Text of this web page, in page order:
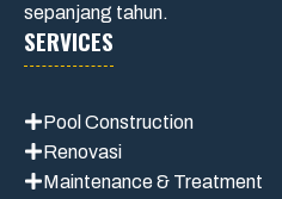
sepanjang tahun.
SERVICES
Pool Construction
Renovasi
Maintenance& Treatment